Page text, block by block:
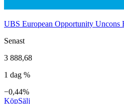
UBS European Opportunity Uncons
Senast
3 888,68
1 dag %
−0,44%
KöpSälj